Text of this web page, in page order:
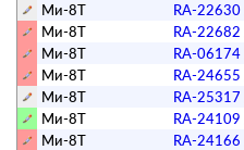
Ми-8Т
RA-22630
Ми-8Т
RA-22682
Ми-8Т
RA-06174
Ми-8Т
RA-24655
Ми-8Т
RA-25317
Ми-8Т
RA-24109
Ми-8Т
RA-24166